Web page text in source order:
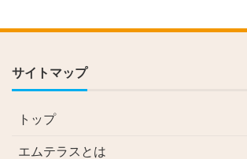
サイトマップ
トップ
エムテラスとは